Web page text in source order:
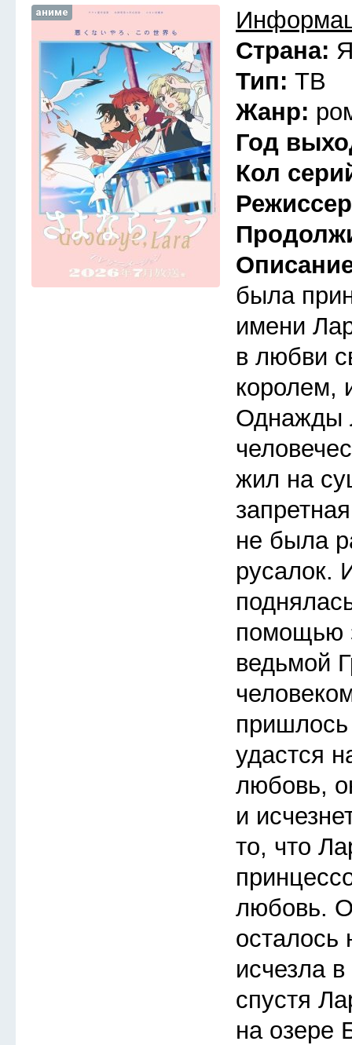
аниме
Страна:
Тип: ТВ
Жанр:
Год
Кол
была
имени
в любви
королем,
Однажды
жил на
не была
русалок.
помощью
ведьмой
удастся
любовь,
и
то, что
любовь.
осталось
исчезла
спустя
на озере